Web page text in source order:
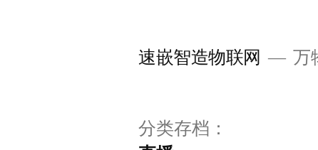
速嵌智造物联网 万
分类存档：